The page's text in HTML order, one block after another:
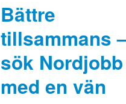
Bättre
tillsammans
sök Nordjobb
med en vän